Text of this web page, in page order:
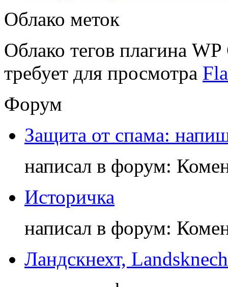
Облако меток
Облако тегов плагина
требует для просмотра
Форум
Защита от спама:
написал в форум:
Историчка
написал в форум:
Ландскнехт,